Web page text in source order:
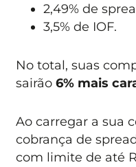
2,49% de
3,5% de IOF.
No total, suas
sairão6% mais
Ao carregar a sua
cobrança de
com limite de até